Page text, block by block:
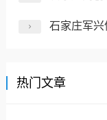
石家庄军兴
热门文章